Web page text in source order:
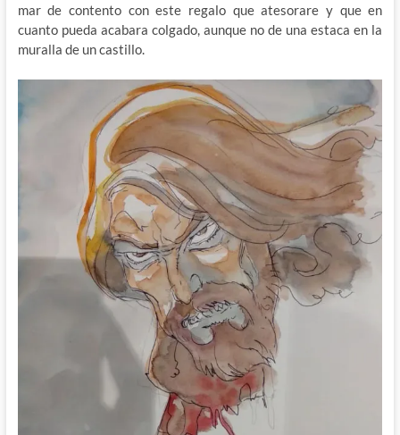
mar de contento con este regalo que atesorare y que en
cuanto pueda acabara colgado, aunque no de una estaca en la
muralla de un castillo.